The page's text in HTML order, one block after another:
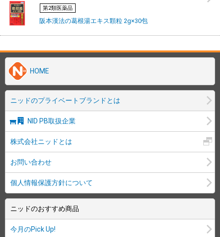
第2類医薬品
阪本漢法の葛根湯エキス顆粒 2g×30包
HOME
ニッドのプライベートブランドとは
NID PB取扱企業
株式会社ニッドとは
お問い合わせ
個人情報保護方針について
ニッドのおすすめ商品
今月のPick Up!